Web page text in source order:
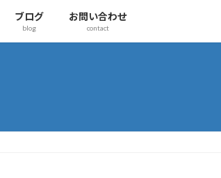
ブログ
blog
お問い合わせ
contact